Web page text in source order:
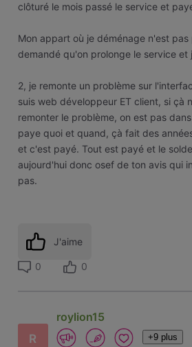
clôturé le mois passé le service et
Mon appart où je déménage n'est
demandé qu'on prolonge le service et
2, je remonte un problème sur
suis web développeur ET client, si çà
remonter le problème, on est pas
paye quoi et quand, çà fait des
et c'est payé. Tout est payé et le
aujourd'hui donc osef de ton avis qui
pas.
J'aime
0 0
R
roylion15
+9 plus